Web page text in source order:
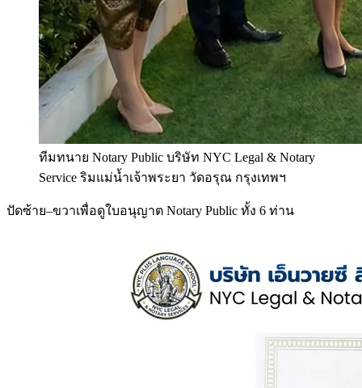
ทีมทนาย Notary Public บริษัท NYC Legal & Notary
Service ริมแม่น้ำเจ้าพระยา วัดอรุณ กรุงเทพฯ
ปัดซ้าย–ขวาเพื่อดูใบอนุญาต Notary Public ทั้ง 6 ท่าน